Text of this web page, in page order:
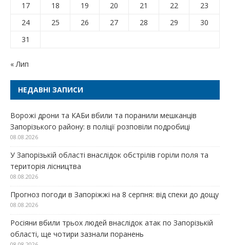
17
18 19 20 21 22
23
24
25 26 27 28 29
30
31
« Лип
НЕДАВНІ ЗАПИСИ
Ворожі дрони та КАБи вбили та поранили мешканців
Запорізького району: в поліції розповіли подробиці
08.08.2026
У Запорізькій області внаслідок обстрілів горіли поля та
територія лісництва
08.08.2026
Прогноз погоди в Запоріжжі на 8 серпня: від спеки до дощу
08.08.2026
Росіяни вбили трьох людей внаслідок атак по Запорізькій
області, ще чотири зазнали поранень